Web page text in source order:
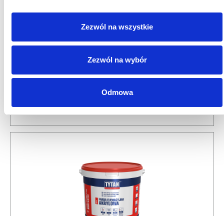
Zezwól na wszystkie
Zezwól na wybór
Odmowa
MULTIGRUNT Skoncentrowany środek